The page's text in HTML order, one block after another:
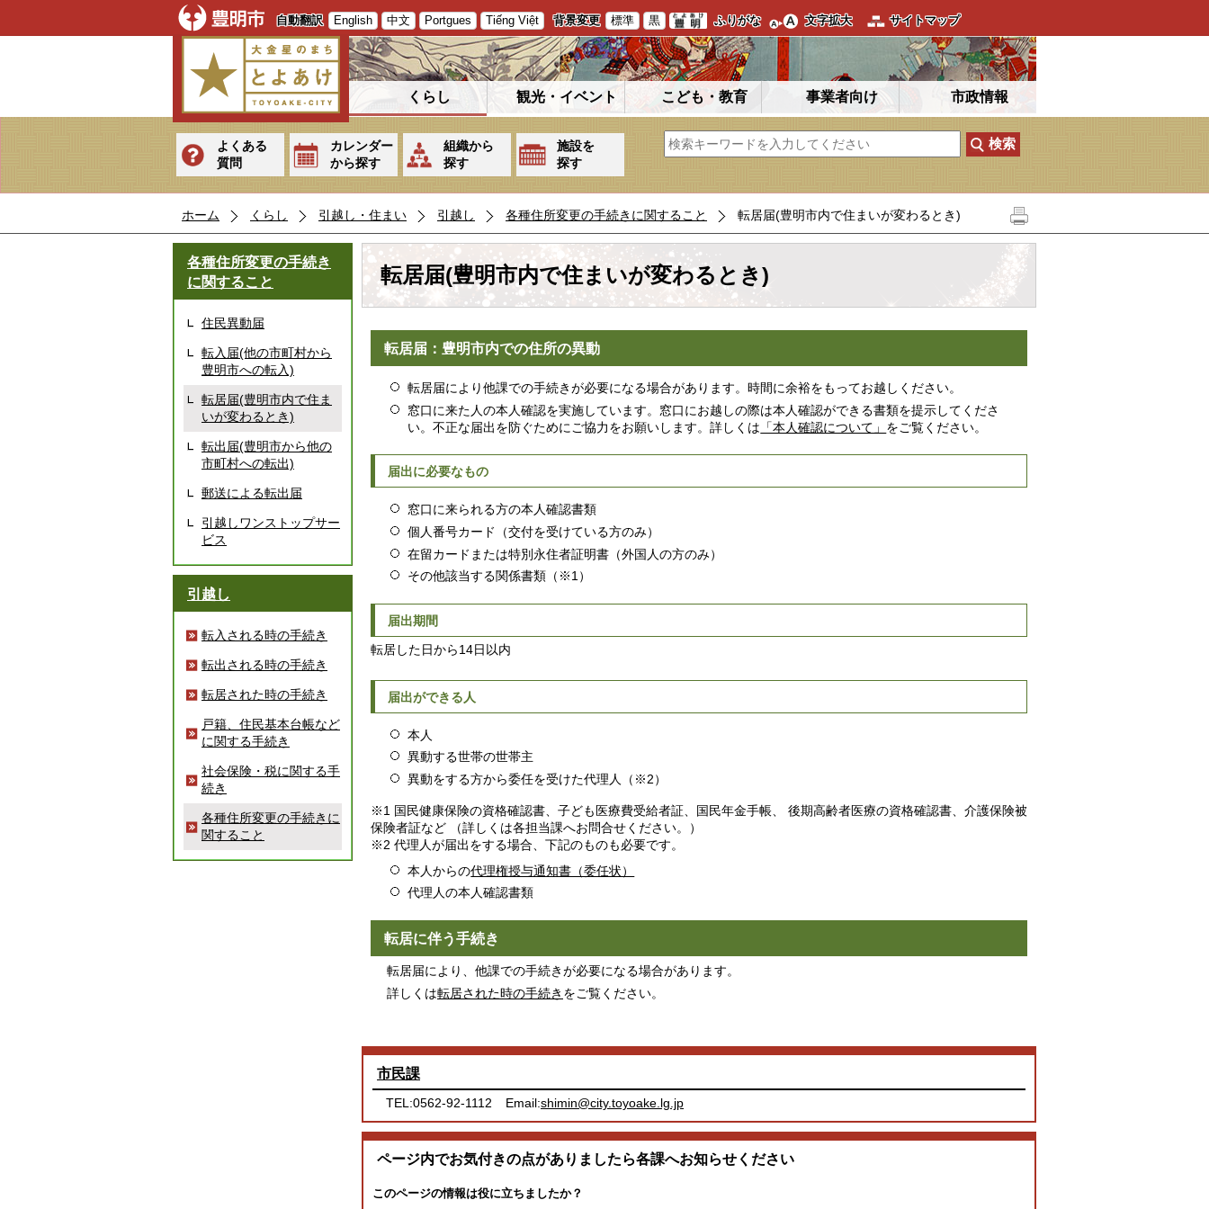
自動翻訳 English 中文 Portgues Tiếng Việt 背景変更 標準 黒 ふりがな 文字拡大 サイトマップ
くらし 観光・イベント こども・教育 事業者向け 市政情報
よくある
質問
カレンダー
から探す
組織から
探す
施設を
探す
ホーム くらし 引越し・住まい 引越し 各種住所変更の手続きに関すること 転居届(豊明市内で住まいが変わるとき)
各種住所変更の手続き
に関すること
住民異動届
転入届(他の市町村から
豊明市への転入)
転居届(豊明市内で住ま
いが変わるとき)
転出届(豊明市から他の
市町村への転出)
郵送による転出届
引越しワンストップサー
ビス
引越し
転入される時の手続き
転出される時の手続き
転居された時の手続き
戸籍、住民基本台帳など
に関する手続き
社会保険・税に関する手
続き
各種住所変更の手続きに
関すること
転居届(豊明市内で住まいが変わるとき)
転居届：豊明市内での住所の異動
転居届により他課での手続きが必要になる場合があります。時間に余裕をもってお越しください。
窓口に来た人の本人確認を実施しています。窓口にお越しの際は本人確認ができる書類を提示してくださ
い。不正な届出を防ぐためにご協力をお願いします。詳しくは 「本人確認について」 をご覧ください。
届出に必要なもの
窓口に来られる方の本人確認書類
個人番号カード（交付を受けている方のみ）
在留カードまたは特別永住者証明書（外国人の方のみ）
その他該当する関係書類（※1）
届出期間
転居した日から14日以内
届出ができる人
本人
異動する世帯の世帯主
異動をする方から委任を受けた代理人（※2）
※1 国民健康保険の資格確認書、子ども医療費受給者証、国民年金手帳、 後期高齢者医療の資格確認書、介護保険被
保険者証など （詳しくは各担当課へお問合せください。）
※2 代理人が届出をする場合、下記のものも必要です。
本人からの代理権授与通知書（委任状）
代理人の本人確認書類
転居に伴う手続き
転居届により、他課での手続きが必要になる場合があります。
詳しくは転居された時の手続き をご覧ください。
市民課
TEL:0562-92-1112 Email:shimin@city.toyoake.lg.jp
ページ内でお気付きの点がありましたら各課へお知らせください
このページの情報は役に立ちましたか？